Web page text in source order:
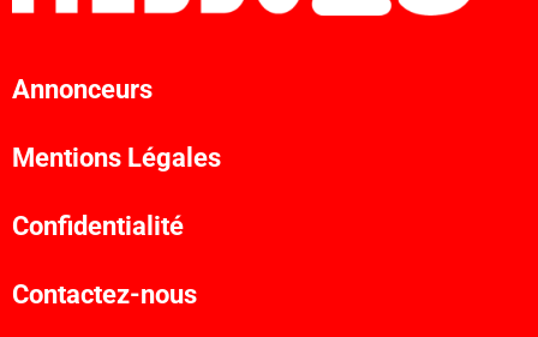
Annonceurs
Mentions Légales
Confidentialité
Contactez-nous